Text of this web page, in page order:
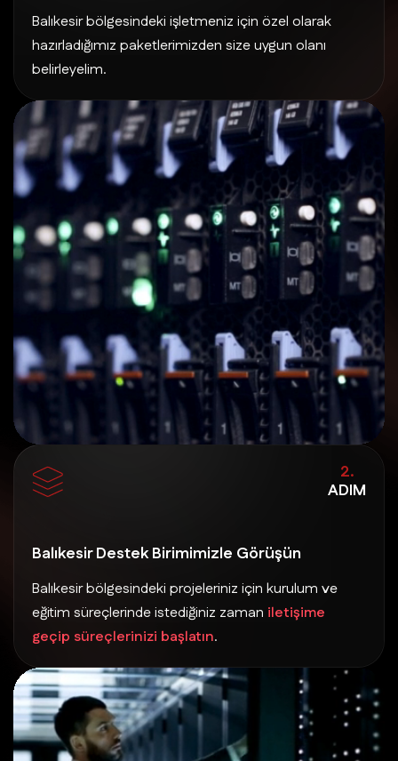
Balıkesir bölgesindeki işletmeniz için özel olarak
hazırladığımız paketlerimizden size uygun olanı
belirleyelim.
2.
ADIM
Balıkesir Destek Birimimizle Görüşün
Balıkesir bölgesindeki projeleriniz için kurulum ve
eğitim süreçlerinde istediğiniz zaman iletişime
geçip süreçlerinizi başlatın.